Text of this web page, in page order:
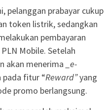
pelanggan prabayar cukup
token listrik, sedangkan
pembayaran
Mobile. Setelah
akan menerima
_e-
pada fitur “Reward”yang
promo berlangsung.